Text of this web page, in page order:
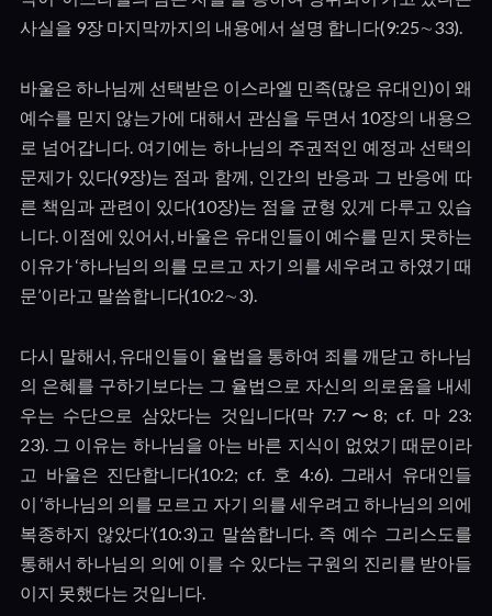
사실을 9장 마지막까지의 내용에서 설명 합니다(9:25∼33).
바울은 하나님께 선택받은 이스라엘 민족(많은 유대인)이 왜
예수를 믿지 않는가에 대해서 관심을 두면서 10장의 내용으
로 넘어갑니다. 여기에는 하나님의 주권적인 예정과 선택의
문제가 있다(9장)는 점과 함께, 인간의 반응과 그 반응에 따
른 책임과 관련이 있다(10장)는 점을 균형 있게 다루고 있습
니다. 이점에 있어서, 바울은 유대인들이 예수를 믿지 못하는
이유가‘하나님의 의를 모르고 자기 의를 세우려고 하였기 때
문’이라고 말씀합니다(10:2∼3).
다시 말해서, 유대인들이 율법을 통하여 죄를 깨닫고 하나님
의 은혜를 구하기보다는 그 율법으로 자신의 의로움을 내세
우는 수단으로 삼았다는 것입니다(막 7:7 〜8; cf. 마 23:
23). 그 이유는 하나님을 아는 바른 지식이 없었기 때문이라
고 바울은 진단합니다(10:2; cf. 호 4:6). 그래서 유대인들
이‘하나님의 의를 모르고 자기 의를 세우려고 하나님의 의에
복종하지 않았다’(10:3)고 말씀합니다. 즉 예수 그리스도를
통해서 하나님의 의에 이를 수 있다는 구원의 진리를 받아들
이지 못했다는 것입니다.